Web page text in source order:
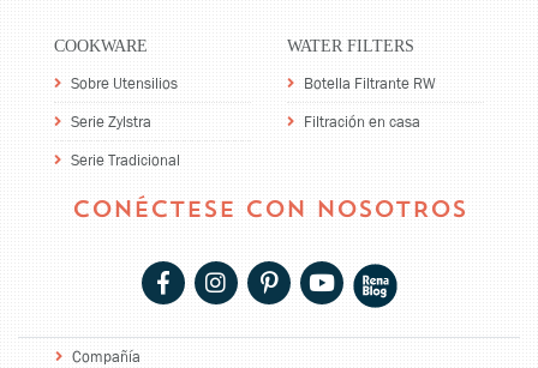
COOKWARE
Sobre Utensilios
Serie Zylstra
Serie Tradicional
WATER FILTERS
Botella Filtrante RW
Filtración en casa
CONÉCTESE CON NOSOTROS
Compañía